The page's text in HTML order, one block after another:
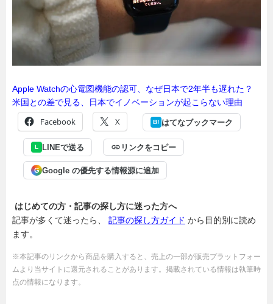
Apple Watchの心電図機能の認可、なぜ日本で2年半も遅れた？
米国との差で見る、日本でイノベーションが起こらない理由
Facebook X B! はてなブックマーク
L LINEで送る リンクをコピー
G Google の優先する情報源に追加
はじめての方・記事の探し方に迷った方へ
記事が多くて迷ったら、 記事の探し方ガイド から目的別に読め
ます。
※本記事のリンクから商品を購入すると、売上の一部が販売プラットフォー
ムより当サイトに還元されることがあります。掲載されている情報は執筆時
点の情報になります。